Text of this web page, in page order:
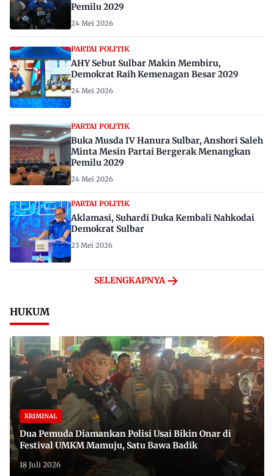
Pemilu 2029
24 Mei 2026
PARTAI POLITIK
AHY Sebut Sulbar Makin Membiru,
Demokrat Raih Kemenagan Besar 2029
24 Mei 2026
PARTAI POLITIK
Buka Musda IV Hanura Sulbar, Anshori Saleh
Minta Mesin Partai Bergerak Menangkan
Pemilu 2029
24 Mei 2026
PARTAI POLITIK
Aklamasi, Suhardi Duka Kembali Nahkodai
Demokrat Sulbar
23 Mei 2026
SELENGKAPNYA
HUKUM
KRIMINAL
Dua Pemuda Diamankan Polisi Usai Bikin Onar di
Festival UMKM Mamuju, Satu Bawa Badik
18 Juli 2026